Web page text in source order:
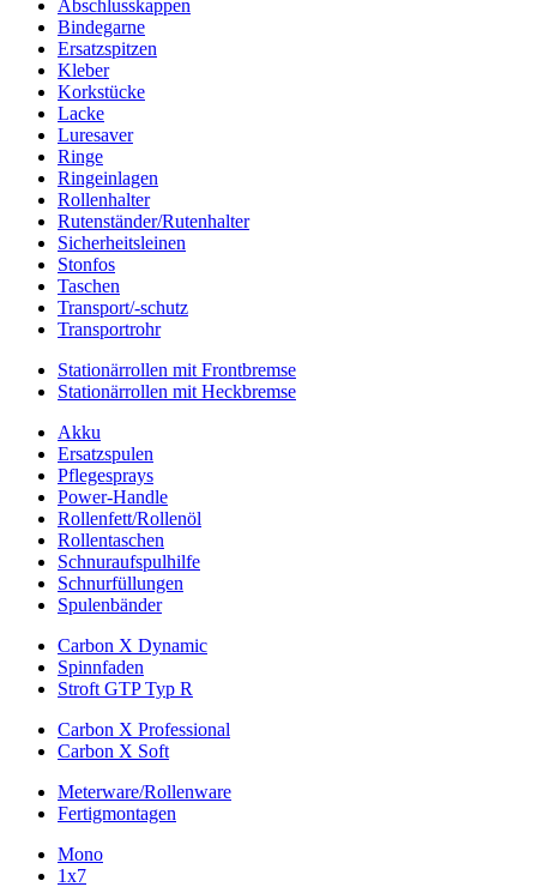
Abschlusskappen
Bindegarne
Ersatzspitzen
Kleber
Korkstücke
Lacke
Luresaver
Ringe
Ringeinlagen
Rollenhalter
Rutenständer/Rutenhalter
Sicherheitsleinen
Stonfos
Taschen
Transport/-schutz
Transportrohr
Stationärrollen mit Frontbremse
Stationärrollen mit Heckbremse
Akku
Ersatzspulen
Pflegesprays
Power-Handle
Rollenfett/Rollenöl
Rollentaschen
Schnuraufspulhilfe
Schnurfüllungen
Spulenbänder
Carbon X Dynamic
Spinnfaden
Stroft GTP Typ R
Carbon X Professional
Carbon X Soft
Meterware/Rollenware
Fertigmontagen
Mono
1x7